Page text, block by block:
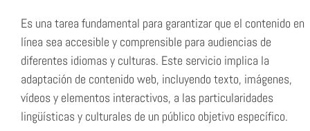
Es una tarea fundamental para garantizar que el contenido en
línea sea accesible y comprensible para audiencias de
diferentes idiomas y culturas. Este servicio implica la
adaptación de contenido web, incluyendo texto, imágenes,
vídeos y elementos interactivos, a las particularidades
lingüísticas y culturales de un público objetivo específico.